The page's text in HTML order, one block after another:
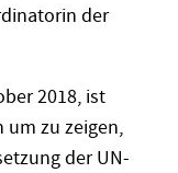
der
2018, ist
um zu zeigen,
der UN-